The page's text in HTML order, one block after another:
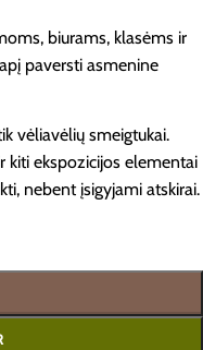
biurams, klasėms ir
paversti asmenine
vėliavėlių smeigtukai.
kiti ekspozicijos elementai
nebent įsigyjami atskirai.